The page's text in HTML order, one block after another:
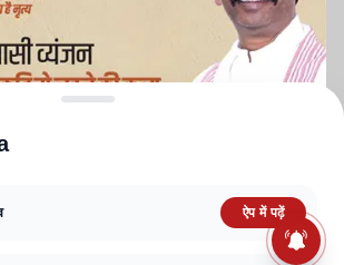
TERMS AND CONDITIONS
ऐप में पढ़ें